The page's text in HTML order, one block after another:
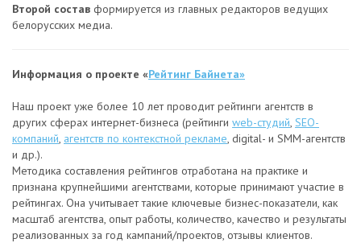
Второй состав формируется из главных редакторов ведущих
белорусских медиа.
Информация о проекте «Рейтинг Байнета»
Наш проект уже более 10 лет проводит рейтинги агентств в
других сферах интернет-бизнеса (рейтинги web-студий, SEO-
компаний, агентств по контекстной рекламе, digital- и SMM-агентств
и др.).
Методика составления рейтингов отработана на практике и
признана крупнейшими агентствами, которые принимают участие в
рейтингах. Она учитывает такие ключевые бизнес-показатели, как
масштаб агентства, опыт работы, количество, качество и результаты
реализованных за год кампаний/проектов, отзывы клиентов.